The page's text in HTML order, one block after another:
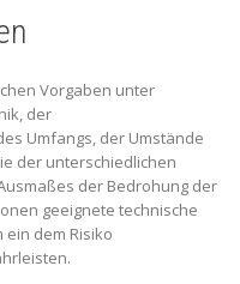
Vorgaben unter
der
Umfangs, der Umstände
der unterschiedlichen
der Bedrohung der
geeignete technische
dem Risiko